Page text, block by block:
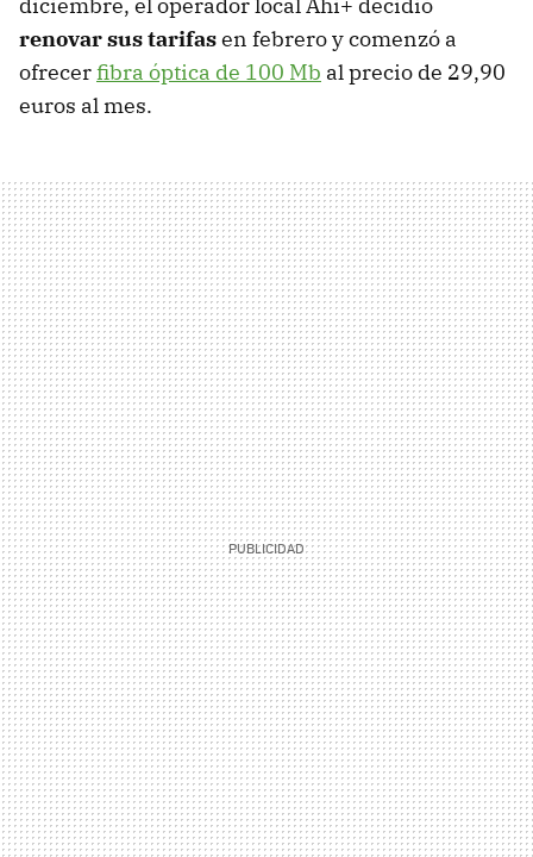
renovar sus tarifasen febrero y comenzó a
ofrecerfibra óptica de 100 Mb al precio de 29,90
euros al mes.